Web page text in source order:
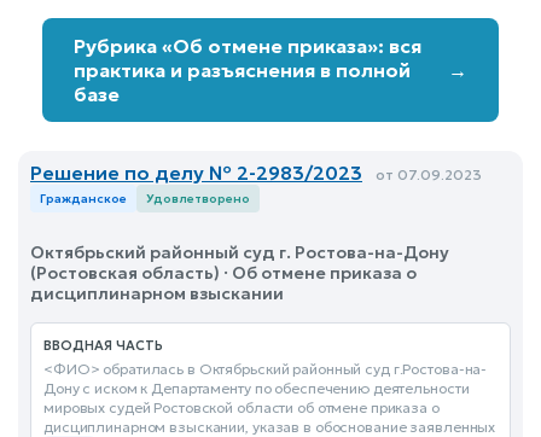
Рубрика «Об отмене приказа»: вся
практика и разъяснения в полной
базе
→
Решение по делу № 2-2983/2023 от 07.09.2023
Гражданское Удовлетворено
Октябрьский районный суд г. Ростова-на-Дону
(Ростовская область) · Об отмене приказа о
дисциплинарном взыскании
ВВОДНАЯ ЧАСТЬ
<ФИО> обратилась в Октябрьский районный суд г.Ростова-на-
Дону с иском к Департаменту по обеспечению деятельности
мировых судей Ростовской области об отмене приказа о
дисциплинарном взыскании, указав в обоснование заявленных